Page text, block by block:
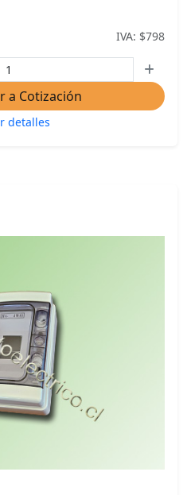
IVA: $798
a Cotización
detalles